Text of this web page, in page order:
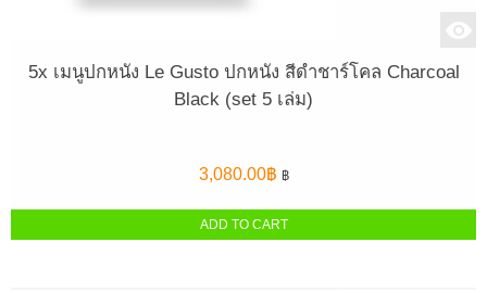
5x เมนูปกหนัง Le Gusto ปกหนัง สีดำชาร์โคล Charcoal
Black (set 5 เล่ม)
3,080.00฿ ฿
ADD TO CART